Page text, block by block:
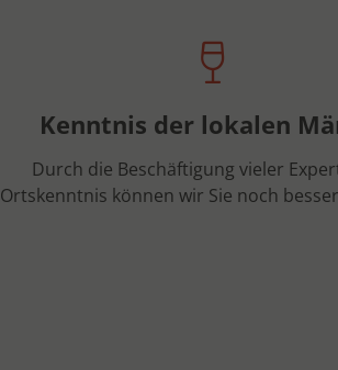
Kenntnis der lokalen
Durch die Beschäftigung vieler
Ortskenntnis können wir Sie noch